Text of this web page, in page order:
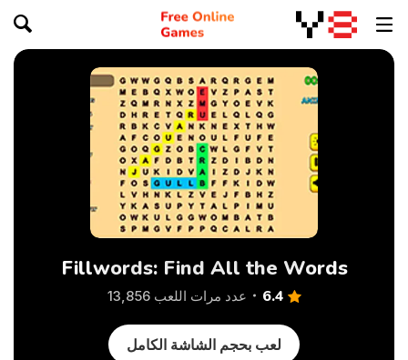
Fillwords: Find All the Words
6.4 عدد مرات اللعب 13,856
لعب بحجم الشاشة الكامل